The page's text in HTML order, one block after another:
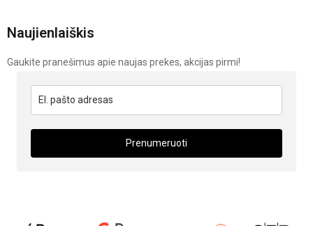
Naujienlaiškis
Gaukite pranešimus apie naujas prekes, akcijas pirmi!
Prenumeruoti